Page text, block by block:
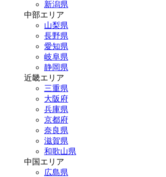
新潟県
中部エリア
山梨県
長野県
愛知県
岐阜県
静岡県
近畿エリア
三重県
大阪府
兵庫県
京都府
奈良県
滋賀県
和歌山県
中国エリア
広島県